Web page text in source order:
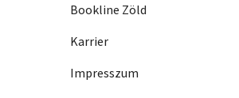
Bookline Zöld
Karrier
Impresszum